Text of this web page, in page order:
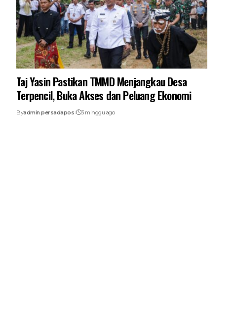
Taj Yasin Pastikan TMMD Menjangkau Desa
Terpencil, Buka Akses dan Peluang Ekonomi
Byadmin persadapos 3 minggu ago